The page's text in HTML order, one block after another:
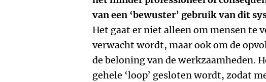
van een ‘bewuster’ gebruik van dit
Het gaat er niet alleen om mensen te
verwacht wordt, maar ook om de
de beloning van de werkzaamheden.
gehele ‘loop’ gesloten wordt, zodat